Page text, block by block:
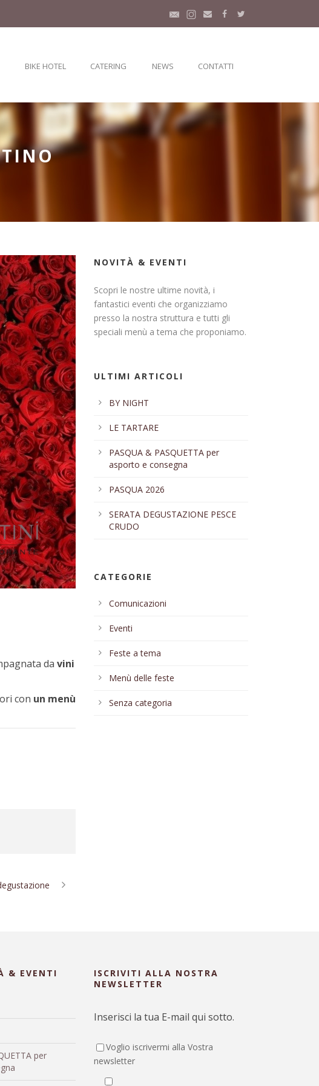
BIKE HOTEL CATERING NEWS CONTATTI
da vini
con un menù
NOVITÀ & EVENTI
Scopri le nostre ultime novità, i
fantastici eventi che organizziamo
presso la nostra struttura e tutti gli
speciali menù a tema che proponiamo.
ULTIMI ARTICOLI
BY NIGHT
LE TARTARE
PASQUA & PASQUETTA per
asporto e consegna
PASQUA 2026
SERATA DEGUSTAZIONE PESCE
CRUDO
CATEGORIE
Comunicazioni
Eventi
Feste a tema
Menù delle feste
Senza categoria
& EVENTI
per
ISCRIVITI ALLA NOSTRA
NEWSLETTER
Inserisci la tua E-mail qui sotto.
Voglio iscrivermi alla Vostra
newsletter